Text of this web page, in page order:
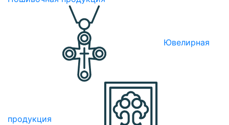
Ювелирная
продукция